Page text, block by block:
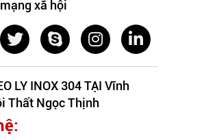
xã hội
LY INOX 304 TẠI Vĩnh
Thất Ngọc Thịnh